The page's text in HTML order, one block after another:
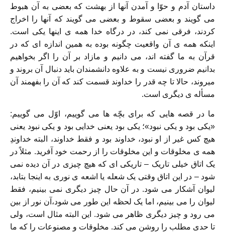
داستان آدم و حوّا و آمدن آنها از بهشت که بعضی به آن هبوط
می گویند و بعضی سقوط و بعضی می گویند که آنها را اخراج
کردند، فرقی نمی کند، در درگاه خدا همه ی اینها یکی است.
اینکه همه ی آن واقعیت چگونه بوده به همین اندازه ای که در
قرآن به ما گفته اند، می دانیم و مازاد بر آن را اگر بخواهیم
بدانیم ضروری نیست و به علاوه دانشمندان باید دنبال آن بروند و
میروند، حالا تا چه قدر را خداوند قسمت کند که آن را بفهمند آن
مسأله ی دیگری است.
ما در قصه هایی که برای بچّه ها می گوییم، اوّل می گوییم:
«یکی بود و یکی نبود»؛ یکی بود یعنی خدایی بود و یکی نبود یعنی
هیچ کس غیر از او نبود، خداوند بود و فقط خداوند، البته خداوندِ
همه ی مخلوقات و این مخلوقات را از رحمت خود آفرید. مثلاً در
یک اتاق خیلی تاریک – تاریکی ای که هیچ چیزی در آن دیده نمی
شود – در این اتاق وقتی یک شعله یا اشعه ی نوری به اینجا بتابد،
لیوان آشکار می شود. در آن حال چیز دیگری نمی بینیم، فقط
لیوان را می بینیم، اما یک لحظه این طور می شود،آن نور از بین
می رود و چیز دیگری ظاهر می شود. این البته مثال است، ولی
تا حدی مطلب را روشن می کند. مخلوقات و مصنوعات را که ما